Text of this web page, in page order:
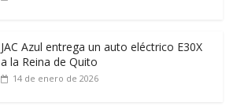
JAC Azul entrega un auto eléctrico E30X
a la Reina de Quito
14 de enero de 2026